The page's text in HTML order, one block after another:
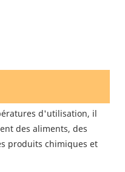
des aliments, des
produits chimiques et